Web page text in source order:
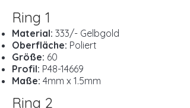
Ring 1
Material: 333/- Gelbgold
Oberfläche: Poliert
Größe: 60
Profil: P48-14669
Maße: 4mm x 1.5mm
Ring 2